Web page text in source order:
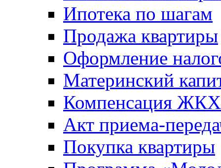
Ипотека по шагам
Продажа квартиры
Оформление
Материнский
Компенсация ЖКХ
Акт приема-
Покупка квартиры